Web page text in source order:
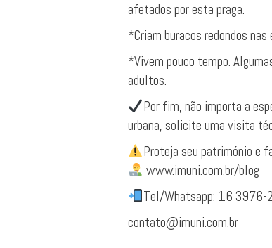
afetados por esta praga.
*Criam buracos redondos
*Vivem pouco tempo.
adultos.
Por fim, não importa a
urbana, solicite uma visita
Proteja seu património e
www.imuni.com.br/blog
Tel/Whatsapp: 16 3976-
contato@imuni.com.br